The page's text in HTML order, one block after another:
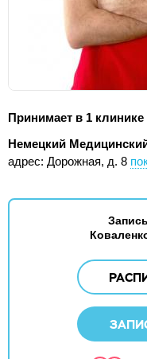
Принимает в 1 клинике
Немецкий
адрес: Дорожная, д. 8